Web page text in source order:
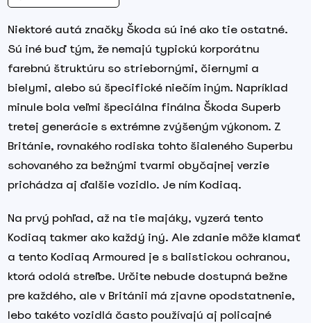
Niektoré autá značky Škoda sú iné ako tie ostatné.
Sú iné buď tým, že nemajú typickú korporátnu
farebnú štruktúru so striebornými, čiernymi a
bielymi, alebo sú špecifické niečím iným. Napríklad
minule bola veľmi špeciálna finálna Škoda Superb
tretej generácie s extrémne zvýšeným výkonom. Z
Británie, rovnakého rodiska tohto šialeného Superbu
schovaného za bežnými tvarmi obyčajnej verzie
prichádza aj ďalšie vozidlo. Je ním Kodiaq.
Na prvý pohľad, až na tie majáky, vyzerá tento
Kodiaq takmer ako každý iný. Ale zdanie môže klamať
a tento Kodiaq Armoured je s balistickou ochranou,
ktorá odolá streľbe. Určite nebude dostupná bežne
pre každého, ale v Británii má zjavne opodstatnenie,
lebo takéto vozidlá často používajú aj policajné